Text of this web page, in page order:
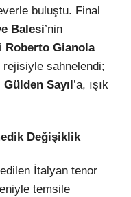
buluştu. Final
Balesi’nin
Roberto Gianola
rejisiyle sahnelendi;
Gülden Sayıl ’a, ışık
Değişiklik
İtalyan tenor
temsile